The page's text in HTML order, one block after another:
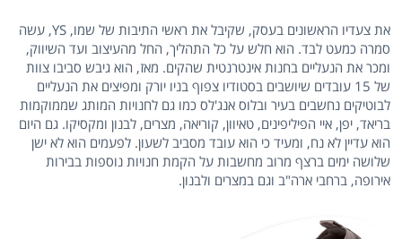
את צעדיו הראשונים בעסק, שקיבל את ראשי התיבות של שמו, YS, עשה
סמרה כמעט לבד. הוא חלש על כל התהליך, החל מהעיצוב ועד השיווק,
ומכר את הנעליים בחנות אינטרנטית שהקים. מאז, הוא גיבש סביבו צוות
של 15 עובדים שיושבים בסטודיו צפוף בניו יורק ומפיצים את הנעליים
לבוטיקים נחשבים בעיר ובלוס אנג'לס כמו גם לחנויות המותג שממוקמות
בריאד, יפן, איי הפיליפינים, טאיוון, קוריאה, מצרים, לבנון ומקסיקו. גם היום
הוא עדיין לא נח, ומעיד כי הוא עובד מסביב לשעון. לפעמים הוא לא ישן
שלושה ימים ברצף מרוב מחשבות על הקמת חנויות נוספות בבירות
אירופה, ברחבי ארה"ב וגם במצרים ולבנון.